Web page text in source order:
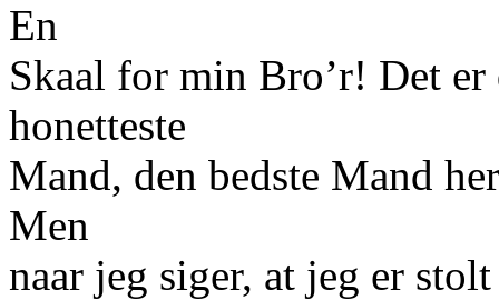
En
Skaal for min Bro’r! Det
honetteste
Mand, den bedste Mand
Men
naar jeg siger, at jeg er